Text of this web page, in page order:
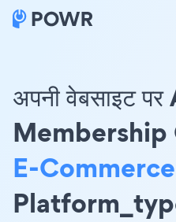
अपनी वेबसाइट पर
E-